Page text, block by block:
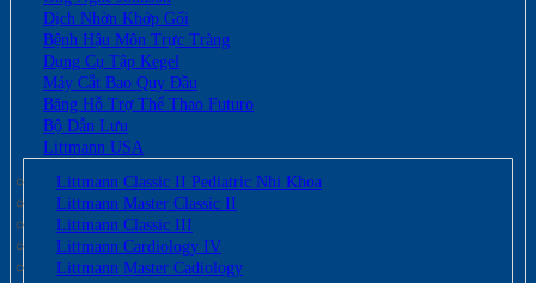
Dịch Nhờn Khớp Gối
Bệnh Hậu Môn Trực Tràng
Dụng Cụ Tập Kegel
Máy Cắt Bao Quy Đầu
Băng Hỗ Trợ Thể Thao Futuro
Bộ Dẫn Lưu
Littmann USA
Littmann Classic II Pediatric Nhi Khoa
Littmann Master Classic II
Littmann Classic III
Littmann Cardiology IV
Littmann Master Cadiology